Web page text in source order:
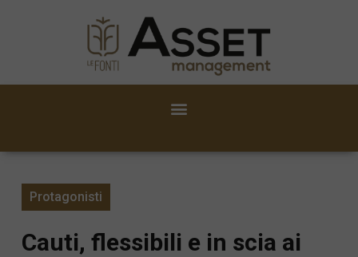
Protagonisti
Cauti, flessibili e in scia ai